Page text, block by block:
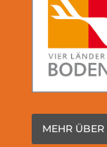
MEHR ÜBER